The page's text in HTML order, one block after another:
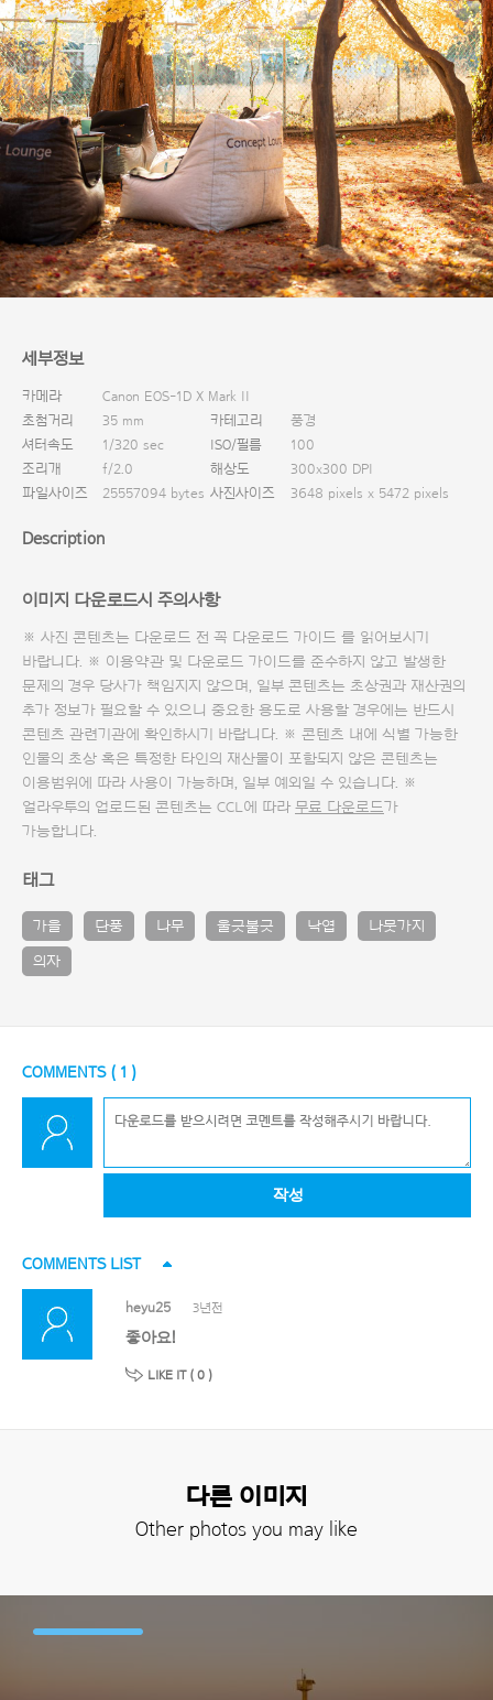
세부정보
카메라
Canon EOS-1D X Mark II
초첨거리
35 mm 카테고리
풍경
셔터속도
1/320 sec ISO/필름
100
조리개
f/2.0 해상도
300x300 DPI
파일사이즈
25557094 bytes 사진사이즈 3648 pixels x 5472 pixels
Description
이미지 다운로드시 주의사항
※ 사진 콘텐츠는 다운로드 전 꼭 다운로드 가이드 를 읽어보시기
바랍니다. ※ 이용약관 및 다운로드 가이드를 준수하지 않고 발생한
문제의 경우 당사가 책임지지 않으며, 일부 콘텐츠는 초상권과 재산권의
추가 정보가 필요할 수 있으니 중요한 용도로 사용할 경우에는 반드시
콘텐츠 관련기관에 확인하시기 바랍니다. ※ 콘텐츠 내에 식별 가능한
인물의 초상 혹은 특정한 타인의 재산물이 포함되지 않은 콘텐츠는
이용범위에 따라 사용이 가능하며, 일부 예외일 수 있습니다. ※
얼라우투의 업로드된 콘텐츠는 CCL에 따라 무료 다운로드 가
가능합니다.
태그
가을 단풍 나무 울긋불긋 낙엽 나뭇가지
의자
COMMENTS ( 1 )
작성
COMMENTS LIST
heyu25 3년전
좋아요!
LIKE IT ( 0 )
다른 이미지
Other photos you may like